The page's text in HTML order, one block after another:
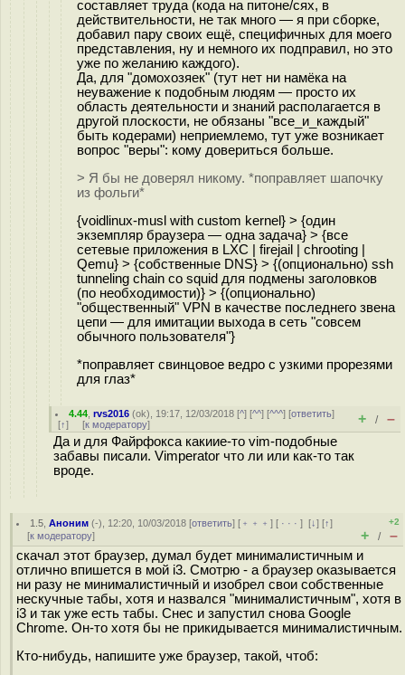
составляет труда (кода на питоне/сях, в
действительности, не так много — я при сборке,
добавил пару своих ещё, специфичных для моего
представления, ну и немного их подправил, но это
уже по желанию каждого).
Да, для "домохозяек" (тут нет ни намёка на
неуважение к подобным людям — просто их
область деятельности и знаний располагается в
другой плоскости, не обязаны "все_и_каждый"
быть кодерами) неприемлемо, тут уже возникает
вопрос "веры": кому довериться больше.
> Я бы не доверял никому. *поправляет шапочку
из фольги*
{voidlinux-musl with custom kernel} > {один
экземпляр браузера — одна задача} > {все
сетевые приложения в LXC | firejail | chrooting |
Qemu} > {собственные DNS} > {(опционально) ssh
tunneling chain со squid для подмены заголовков
(по необходимости)} > {(опционально)
"общественный" VPN в качестве последнего звена
цепи — для имитации выхода в сеть "совсем
обычного пользователя"}
*поправляет свинцовое ведро с узкими прорезями
для глаз*
4.44 ,rvs2016 (ok), 19:17, 12/03/2018 [^] [^^] [^^^] [ответить]
[↑] [к модератору] + / –
Да и для Файрфокса какиие-то vim-подобные
забавы писали. Vimperator что ли или как-то так
вроде.
1.5 ,Аноним (-), 12:20, 10/03/2018 [ответить] [ ﹢﹢﹢] [ · · ·][↓] [↑]
[к модератору]
+2
+ / –
скачал этот браузер, думал будет минималистичным и
отлично впишется в мой i3. Смотрю - а браузер оказывается
ни разу не минималистичный и изобрел свои собственные
нескучные табы, хотя и назвался "минималистичным", хотя в
i3 и так уже есть табы. Снес и запустил снова Google
Chrome. Он-то хотя бы не прикидывается минималистичным.
Кто-нибудь, напишите уже браузер, такой, чтоб: